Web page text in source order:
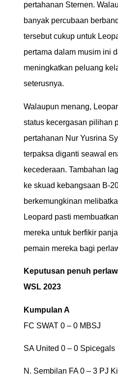
pertahanan Sternen.
banyak percubaan
tersebut cukup untuk
pertama dalam musim ini
meningkatkan peluang
seterusnya.
Walaupun menang,
status kecergasan pilihan
pertahanan Nur Yusrina
terpaksa diganti seawal
kecederaan. Tambahan
ke skuad kebangsaan B-
berkemungkinan
Leopard pasti
mereka untuk berfikir
pemain mereka bagi
Keputusan penuh
WSL 2023
Kumpulan A
FC SWAT 0 – 0 MBSJ
SA United 0 – 0 Spicegals
N. Sembilan FA 0 – 3 PJ